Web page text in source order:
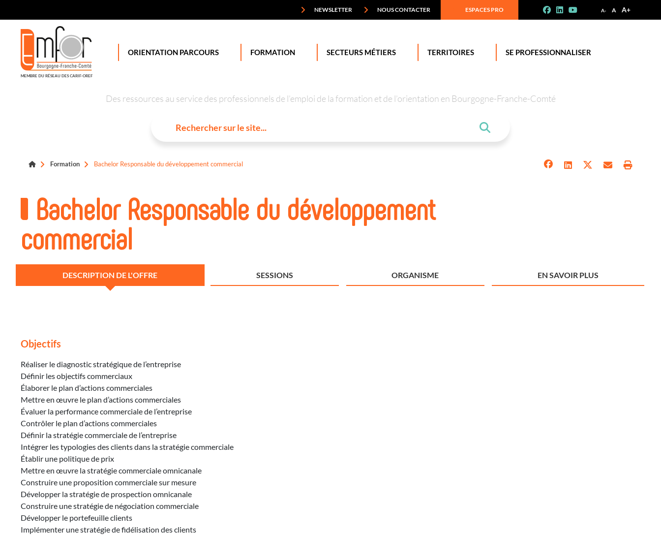
A- A A+
NEWSLETTER NOUS CONTACTER ESPACES PRO
MEMBRE DU RÉSEAU DES CARIF-OREF
ORIENTATION PARCOURS FORMATION SECTEURS MÉTIERS TERRITOIRES SE PROFESSIONNALISER
Des ressources au service des professionnels de l’emploi de la formation et de l’orientation en Bourgogne-Franche-Comté
Formation Bachelor Responsable du développement commercial
Bachelor Responsable du développement
commercial
DESCRIPTION DE L'OFFRE SESSIONS ORGANISME EN SAVOIR PLUS
Objectifs
Réaliser le diagnostic stratégique de l’entreprise
Définir les objectifs commerciaux
Élaborer le plan d’actions commerciales
Mettre en œuvre le plan d’actions commerciales
Évaluer la performance commerciale de l’entreprise
Contrôler le plan d’actions commerciales
Définir la stratégie commerciale de l’entreprise
Intégrer les typologies des clients dans la stratégie commerciale
Établir une politique de prix
Mettre en œuvre la stratégie commerciale omnicanale
Construire une proposition commerciale sur mesure
Développer la stratégie de prospection omnicanale
Construire une stratégie de négociation commerciale
Développer le portefeuille clients
Implémenter une stratégie de fidélisation des clients